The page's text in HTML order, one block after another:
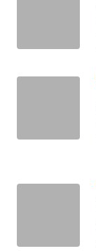
JABAR
WN
WN